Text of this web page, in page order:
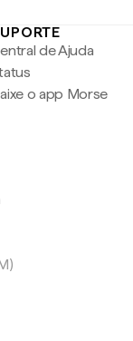
de Ajuda
o app Morse